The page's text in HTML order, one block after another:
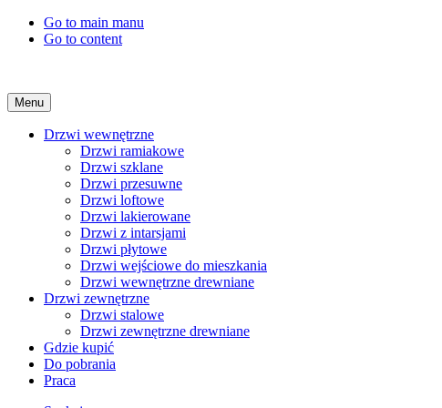
Go to main manu
Go to content
Menu
Drzwi wewnętrzne
Drzwi ramiakowe
Drzwi szklane
Drzwi przesuwne
Drzwi loftowe
Drzwi lakierowane
Drzwi z intarsjami
Drzwi płytowe
Drzwi wejściowe do mieszkania
Drzwi wewnętrzne drewniane
Drzwi zewnętrzne
Drzwi stalowe
Drzwi zewnętrzne drewniane
Gdzie kupić
Do pobrania
Praca